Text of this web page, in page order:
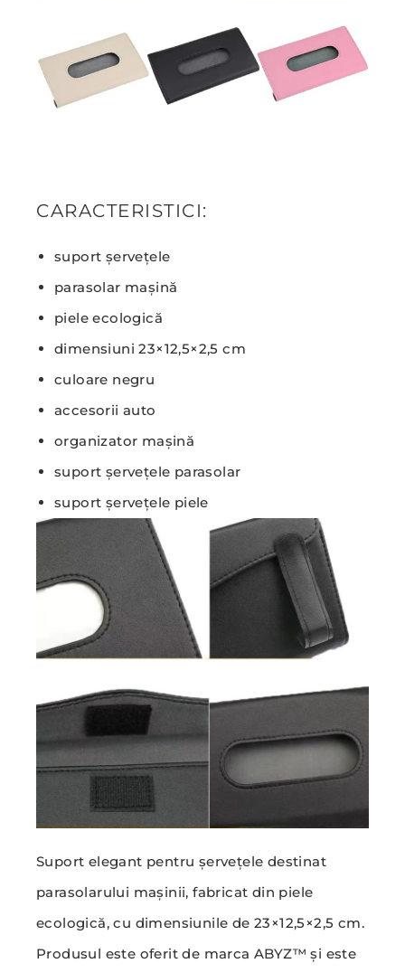
CARACTERISTICI:
suport șervețele
parasolar mașină
piele ecologică
dimensiuni 23×12,5×2,5 cm
culoare negru
accesorii auto
organizator mașină
suport șervețele parasolar
suport șervețele piele
Suport elegant pentru șervețele destinat
parasolarului mașinii, fabricat din piele
ecologică, cu dimensiunile de 23×12,5×2,5 cm.
Produsul este oferit de marca ABYZ™ și este